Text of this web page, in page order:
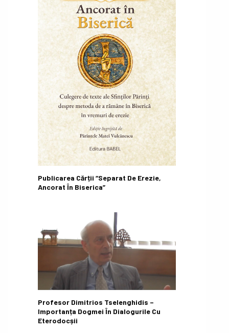
Publicarea Cărții “Separat De Erezie,
Ancorat În Biserica”
Profesor Dimitrios Tselenghidis –
Importanța Dogmei În Dialogurile Cu
Eterodocșii